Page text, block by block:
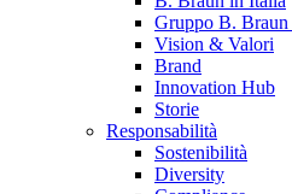
Catalogo prodotti
Trova il prodotto che stai
Gruppo B.
Vision & Valori
Brand
Innovation Hub
Storie
Responsabilità
Sostenibilità
Diversity